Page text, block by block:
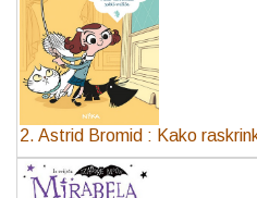
2. Astrid Bromid : Kako